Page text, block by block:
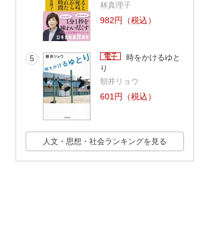
林真理子
982円（税込）
5
時をかけるゆと
り
朝井リョウ
601円（税込）
人文・思想・社会ランキングを見る